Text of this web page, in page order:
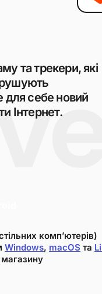
та трекери, які
для себе новий
Інтернет.
комп’ютерів)
Windows, macOS та